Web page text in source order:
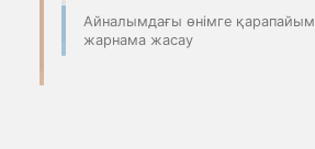
Айналымдағы өнімге қарапайым
жарнама жасау